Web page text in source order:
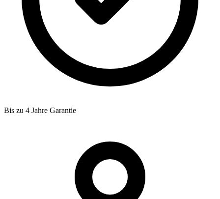
Bis zu 4 Jahre Garantie